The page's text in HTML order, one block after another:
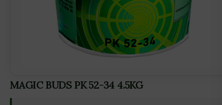
MAGIC BUDS PK 52-34 4.5KG